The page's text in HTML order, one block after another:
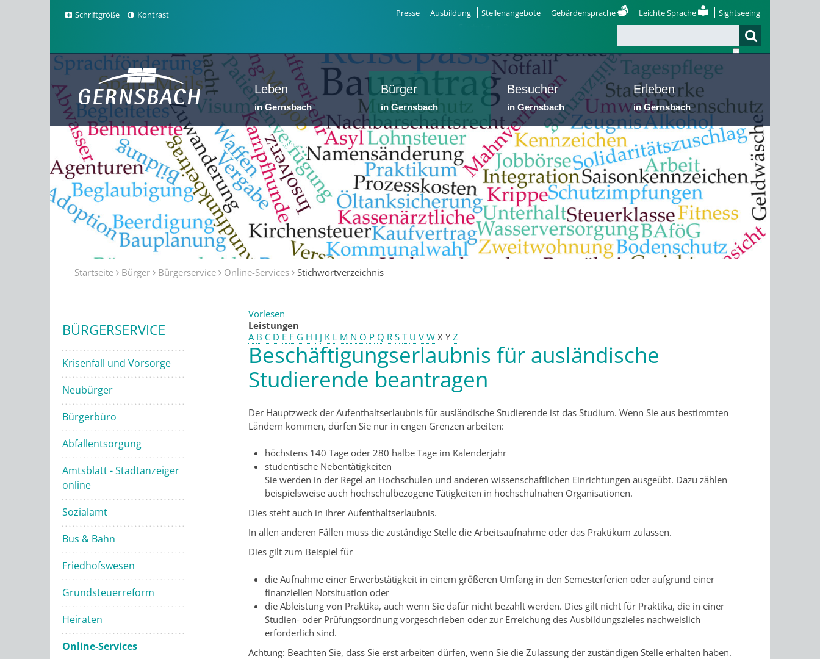
Schriftgröße Kontrast Presse Ausbildung Stellenangebote Gebärdensprache Leichte Sprache Sightseeing
Leben
in Gernsbach
Bürger
in Gernsbach
Besucher
in Gernsbach
Erleben
in Gernsbach
Stadtwerke
Startseite Bürger Bürgerservice Online-Services Stichwortverzeichnis
BÜRGERSERVICE
Krisenfall und Vorsorge
Neubürger
Bürgerbüro
Abfallentsorgung
Amtsblatt - Stadtanzeiger
online
Sozialamt
Bus & Bahn
Friedhofswesen
Grundsteuerreform
Heiraten
Online-Services
Vorlesen
Leistungen
A B C D E F G H I J K L M N O P Q R S T U V W X Y Z
Beschäftigungserlaubnis für ausländische
Studierende beantragen
Der Hauptzweck der Aufenthaltserlaubnis für ausländische Studierende ist das Studium. Wenn Sie aus bestimmten
Ländern kommen, dürfen Sie nur in engen Grenzen arbeiten:
höchstens 140 Tage oder 280 halbe Tage im Kalenderjahr
studentische Nebentätigkeiten
Sie werden in der Regel an Hochschulen und anderen wissenschaftlichen Einrichtungen ausgeübt. Dazu zählen
beispielsweise auch hochschulbezogene Tätigkeiten in hochschulnahen Organisationen.
Dies steht auch in Ihrer Aufenthaltserlaubnis.
In allen anderen Fällen muss die zuständige Stelle die Arbeitsaufnahme oder das Praktikum zulassen.
Dies gilt zum Beispiel für
die Aufnahme einer Erwerbstätigkeit in einem größeren Umfang in den Semesterferien oder aufgrund einer
finanziellen Notsituation oder
die Ableistung von Praktika, auch wenn Sie dafür nicht bezahlt werden. Dies gilt nicht für Praktika, die in einer
Studien- oder Prüfungsordnung vorgeschrieben oder zur Erreichung des Ausbildungszieles nachweislich
erforderlich sind.
Achtung: Beachten Sie, dass Sie erst arbeiten dürfen, wenn Sie die Zulassung der zuständigen Stelle erhalten haben.